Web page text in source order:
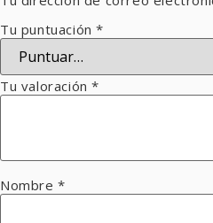
Tu puntuación*
Tu valoración*
Nombre*